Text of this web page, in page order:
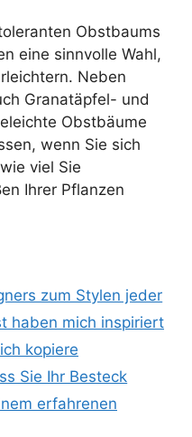
Obstbaums
eine sinnvolle Wahl,
Neben
Granatäpfel- und
Obstbäume
wenn Sie sich
viel Sie
Ihrer Pflanzen
zum Stylen jeder
haben mich inspiriert
kopiere
Sie Ihr Besteck
erfahrenen